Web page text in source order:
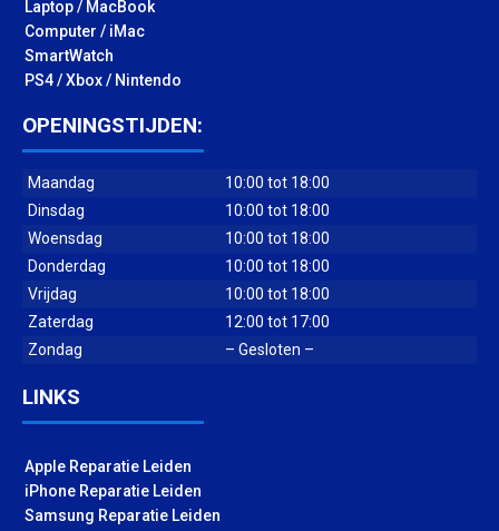
Laptop / MacBook
Computer / iMac
SmartWatch
PS4 / Xbox / Nintendo
OPENINGSTIJDEN:
Maandag
10:00 tot 18:00
Dinsdag
10:00 tot 18:00
Woensdag
10:00 tot 18:00
Donderdag
10:00 tot 18:00
Vrijdag
10:00 tot 18:00
Zaterdag
12:00 tot 17:00
Zondag
– Gesloten –
LINKS
Apple Reparatie Leiden
iPhone Reparatie Leiden
Samsung Reparatie Leiden